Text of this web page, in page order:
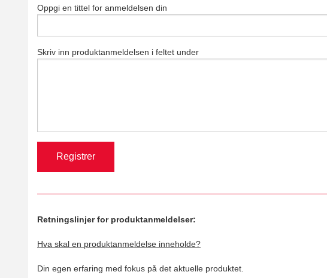
Oppgi en tittel for anmeldelsen din
Skriv inn produktanmeldelsen i feltet under
Retningslinjer for produktanmeldelser:
Hva skal en produktanmeldelse inneholde?
Din egen erfaring med fokus på det aktuelle produktet.